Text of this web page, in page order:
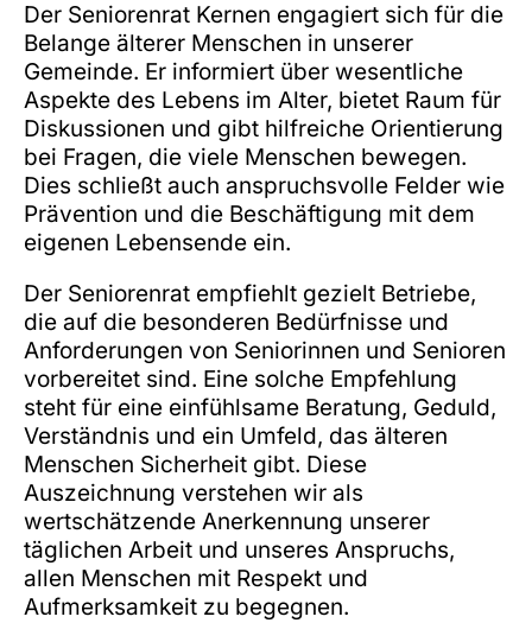
Der Seniorenrat Kernen engagiert sich für die
Belange älterer Menschen in unserer
Gemeinde. Er informiert über wesentliche
Aspekte des Lebens im Alter, bietet Raum für
Diskussionen und gibt hilfreiche Orientierung
bei Fragen, die viele Menschen bewegen.
Dies schließt auch anspruchsvolle Felder wie
Prävention und die Beschäftigung mit dem
eigenen Lebensende ein.
Der Seniorenrat empfiehlt gezielt Betriebe,
die auf die besonderen Bedürfnisse und
Anforderungen von Seniorinnen und Senioren
vorbereitet sind. Eine solche Empfehlung
steht für eine einfühlsame Beratung, Geduld,
Verständnis und ein Umfeld, das älteren
Menschen Sicherheit gibt. Diese
Auszeichnung verstehen wir als
wertschätzende Anerkennung unserer
täglichen Arbeit und unseres Anspruchs,
allen Menschen mit Respekt und
Aufmerksamkeit zu begegnen.